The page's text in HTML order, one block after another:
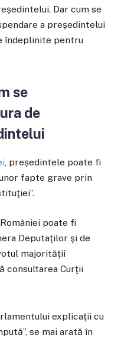
Dar cum se
a președintelui
îndeplinite pentru
se
de
, președintele poate fi
fapte grave prin
poate fi
Deputaţilor şi de
majorităţii
consultarea Curţii
explicaţii cu
se mai arată în